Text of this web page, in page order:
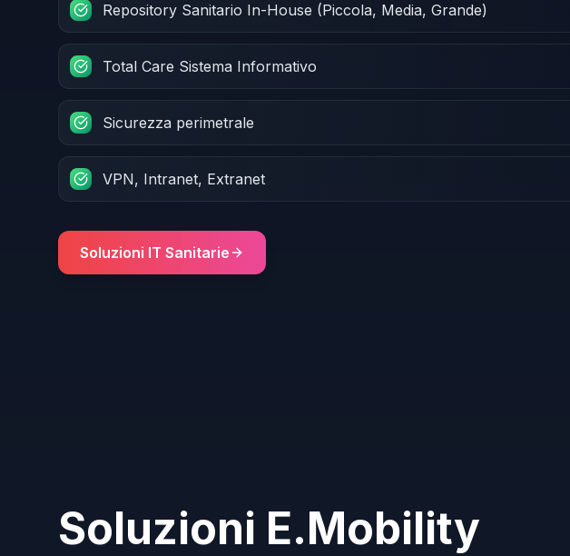
Repository Sanitario In-House (Piccola, Media, Grande)
Total Care Sistema Informativo
Sicurezza perimetrale
VPN, Intranet, Extranet
Soluzioni IT Sanitarie
Soluzioni E.Mobility